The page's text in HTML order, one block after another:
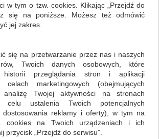
WYBIERANE
I DOZOWNIKI
I DOZOWNIKI (10)
WIĘCEJ
w tym o tzw. cookies. Klikając „Przejdź do
się na poniższe. Możesz też odmówić
jej zakres.
się na przetwarzanie przez nas i naszych
Twoich danych osobowych, które
historii przeglądania stron i aplikacji
celach marketingowych (obejmujących
analizę Twojej aktywności na stronach
celu ustalenia Twoich potencjalnych
dostosowania reklamy i oferty), w tym na
cookies na Twoich urządzeniach i ich
przycisk „Przejdź do serwisu”.